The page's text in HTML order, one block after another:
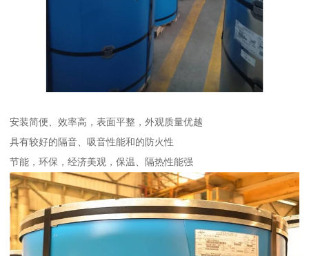
安装简便、效率高，表面平整，外观质量优越
具有较好的隔音、吸音性能和的防火性
节能，环保，经济美观，保温、隔热性能强